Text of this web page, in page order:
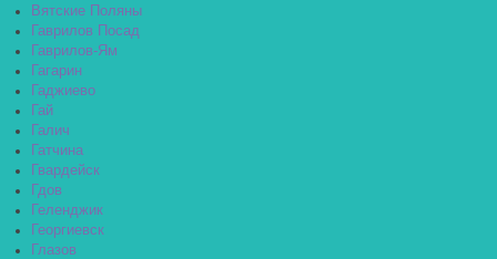
Вятские Поляны
Гаврилов Посад
Гаврилов-Ям
Гагарин
Гаджиево
Гай
Галич
Гатчина
Гвардейск
Гдов
Геленджик
Георгиевск
Глазов